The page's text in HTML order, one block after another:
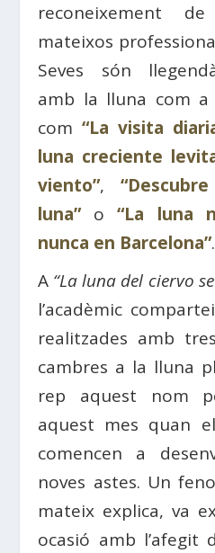
reconeixement de
mateixos
Seves són
amb la lluna com a
com“La visita
luna creciente
viento”,
luna”o“La luna
nunca en Barcelona”.
A “La luna del ciervo
l’acadèmic
realitzades amb
cambres a la lluna
rep aquest nom
aquest mes quan
comencen a
noves astes. Un
mateix explica, va
ocasió amb l’afegit